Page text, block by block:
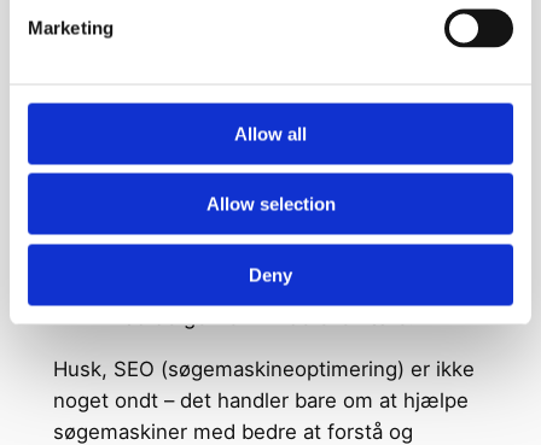
Marketing
Allow all
Allow selection
Deny
Vær Ærlig og Transparent
indhold, så fortæl det til dine læsere.
Det handler om at være åben om,
hvordan og hvorfor du laver dit indhold.
Fokusér på Menneske-Først Indhold
Så tænk over, hvem dit publikum er, og
Husk, SEO (søgemaskineoptimering) er ikke
noget ondt – det handler bare om at hjælpe
søgemaskiner med bedre at forstå og